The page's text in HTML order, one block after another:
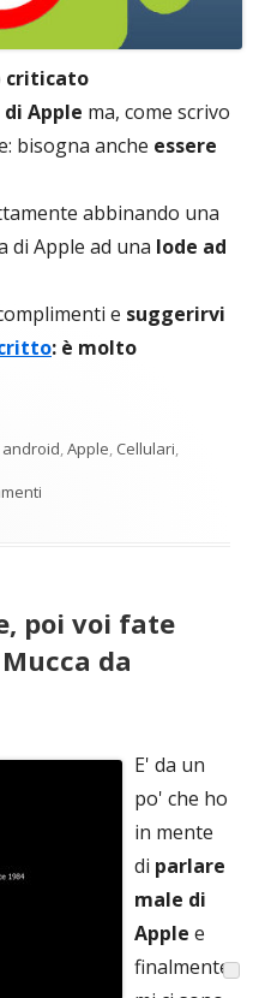
criticato
Apple ma, come scrivo
bisogna anche essere
abbinando una
di Apple ad una lode ad
e suggerirvi
: è molto
Tag
android,Apple, Cellulari,
poi voi fate
da
E' da un
po' che ho
in mente
di parlare
male di
Apple e
finalmente